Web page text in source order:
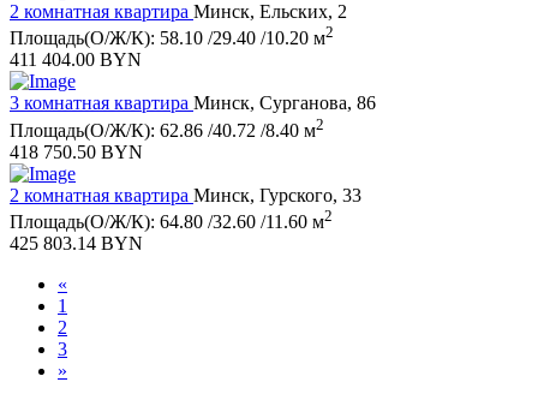
2 комнатная квартира Минск, Ельских, 2
Площадь(О/Ж/К): 58.10 /29.40 /10.20 м2
411 404.00 BYN
3 комнатная квартира Минск, Сурганова, 86
Площадь(О/Ж/К): 62.86 /40.72 /8.40 м2
418 750.50 BYN
2 комнатная квартира Минск, Гурского, 33
Площадь(О/Ж/К): 64.80 /32.60 /11.60 м2
425 803.14 BYN
«
1
2
3
»